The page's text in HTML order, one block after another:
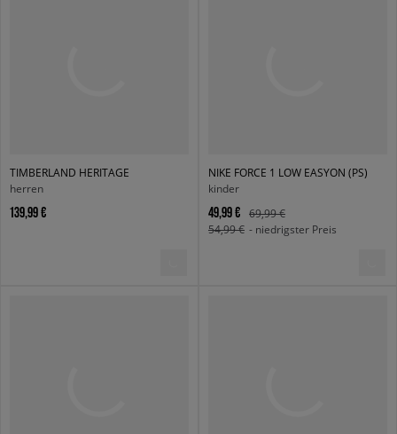
TIMBERLAND HERITAGE
herren
139,99 €
NIKE FORCE 1 LOW EASYON (PS)
kinder
49,99 €
69,99 €
54,99 € - niedrigster Preis